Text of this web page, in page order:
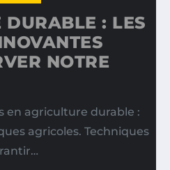
DURABLE : LES
NOTRE
en agriculture durable :
agricoles. Techniques